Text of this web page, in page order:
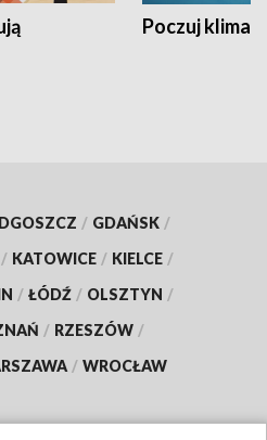
Poczuj klimat
/ GDAŃSK /
/ KATOWICE / KIELCE /
/ ŁÓDŹ / OLSZTYN /
/ RZESZÓW /
/ WROCŁAW